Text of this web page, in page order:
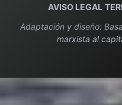
AVISO LEGAL
Adaptación y diseño:
marxista al